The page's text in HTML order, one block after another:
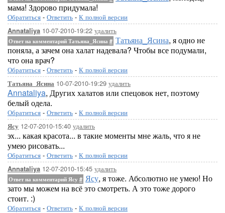
мама! Здорово придумала!
Обратиться - Ответить - К полной версии
Annataliya 10-07-2010-19:22 удалить
Ответ на комментарий Татьяна_Ясина # Татьяна_Ясина, я одно не
поняла, а зачем она халат надевала? Чтобы все подумали,
что она врач?
Обратиться - Ответить - К полной версии
Татьяна_Ясина 10-07-2010-19:29 удалить
Annataliya, Других халатов или спецовок нет, поэтому
белый одела.
Обратиться - Ответить - К полной версии
Ясу 12-07-2010-15:40 удалить
эх... какая красота... в такие моменты мне жаль, что я не
умею рисовать...
Обратиться - Ответить - К полной версии
Annataliya 12-07-2010-15:45 удалить
Ответ на комментарий Ясу # Ясу, я тоже. Абсолютно не умею! Но
зато мы можем на всё это смотреть. А это тоже дорого
стоит. :)
Обратиться - Ответить - К полной версии